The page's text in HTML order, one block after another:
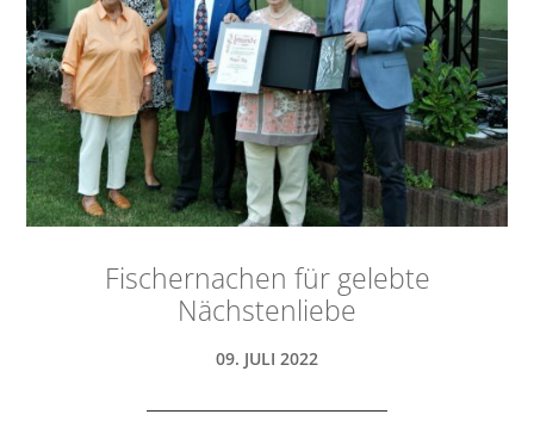
Fischernachen für gelebte
Nächstenliebe
09. JULI 2022